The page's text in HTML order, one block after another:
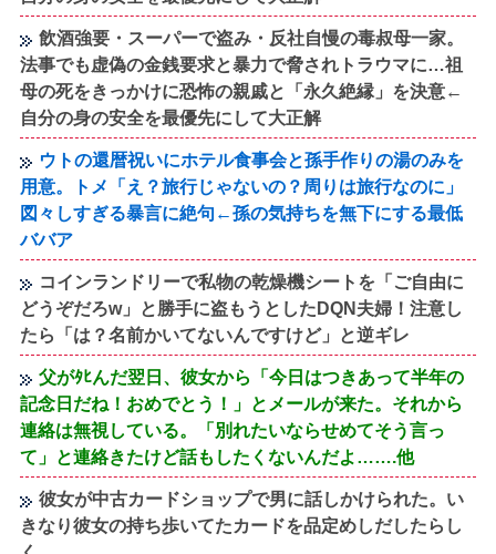
飲酒強要・スーパーで盗み・反社自慢の毒叔母一家。
法事でも虚偽の金銭要求と暴力で脅されトラウマに…祖
母の死をきっかけに恐怖の親戚と「永久絶縁」を決意←
自分の身の安全を最優先にして大正解
ウトの還暦祝いにホテル食事会と孫手作りの湯のみを
用意。トメ「え？旅行じゃないの？周りは旅行なのに」
図々しすぎる暴言に絶句←孫の気持ちを無下にする最低
ババア
コインランドリーで私物の乾燥機シートを「ご自由に
どうぞだろw」と勝手に盗もうとしたDQN夫婦！注意し
たら「は？名前かいてないんですけど」と逆ギレ
父がﾀﾋんだ翌日、彼女から「今日はつきあって半年の
記念日だね！おめでとう！」とメールが来た。それから
連絡は無視している。「別れたいならせめてそう言っ
て」と連絡きたけど話もしたくないんだよ…….他
彼女が中古カードショップで男に話しかけられた。い
きなり彼女の持ち歩いてたカードを品定めしだしたらし